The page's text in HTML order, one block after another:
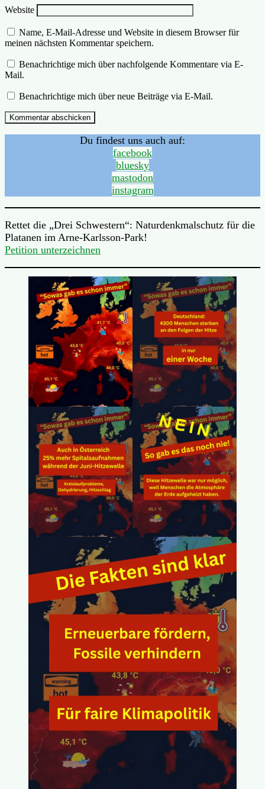
Website
Name, E-Mail-Adresse und Website in diesem Browser für
meinen nächsten Kommentar speichern.
Benachrichtige mich über nachfolgende Kommentare via E-
Mail.
Benachrichtige mich über neue Beiträge via E-Mail.
Du findest uns auch auf:
facebook
bluesky
mastodon
instagram
Rettet die „Drei Schwestern“: Naturdenkmalschutz für die
Platanen im Arne-Karlsson-Park!
Petition unterzeichnen